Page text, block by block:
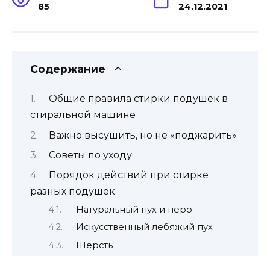
85 24.12.2021
Содержание
Общие правила стирки подушек в
стиральной машине
Важно высушить, но не «поджарить»
Советы по уходу
Порядок действий при стирке
разных подушек
Натуральный пух и перо
Искусственный лебяжий пух
Шерсть